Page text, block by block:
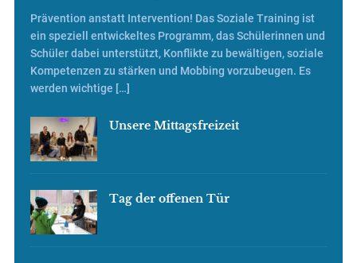
Prävention anstatt Intervention! Das Soziale Training ist
ein speziell entwickeltes Programm, das Schülerinnen und
Schüler dabei unterstützt, Konflikte zu bewältigen, soziale
Kompetenzen zu stärken und Mobbing vorzubeugen. Es
werden wichtige […]
Unsere Mittagsfreizeit
Tag der offenen Tür